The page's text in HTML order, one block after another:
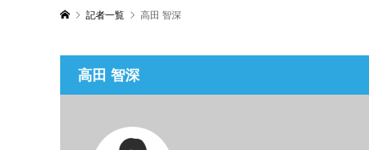
記者一覧 高田 智深
高田 智深